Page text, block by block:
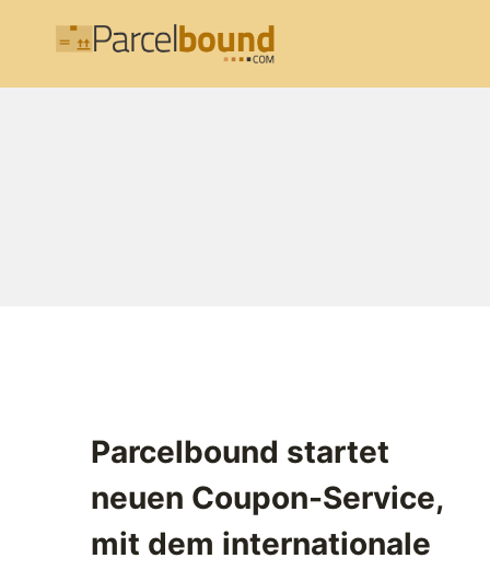
Parcelbound startet
neuen Coupon-Service,
mit dem internationale